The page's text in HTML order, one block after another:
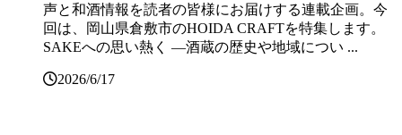
声と和酒情報を読者の皆様にお届けする連載企画。今
回は、岡山県倉敷市のHOIDA CRAFTを特集します。
SAKEへの思い熱く ―酒蔵の歴史や地域につい ...
2026/6/17